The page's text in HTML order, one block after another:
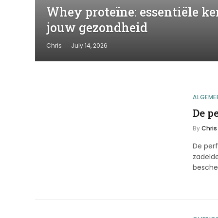
Whey proteïne: essentiële
jouw gezondheid
Chris July 14, 2026
De
By Chris
De